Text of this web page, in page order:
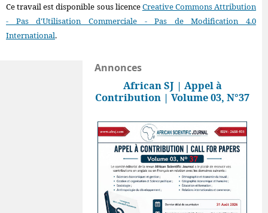
Ce travail est disponible sous licenceCreative Commons Attribution
- Pas d'Utilisation Commerciale - Pas de Modification 4.0
International.
Annonces
African SJ | Appel à
Contribution | Volume 03, N°37